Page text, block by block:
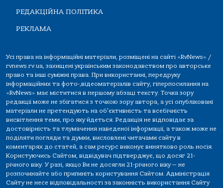
РЕДАКЦІЙНА ПОЛІТИКА
РЕКЛАМА
Усі права на інформаційні матеріали, розміщені на сайті «RvNews» /
rvnews.rv.ua, захищені українським законодавством про авторське
право та інші суміжні права. При використанні, передруку
інформаційних та фото-,відеоматеріалів сайту, гіперпосилання на
«RvNews» має міститися в першому абзаці тексту. Точка зору
редакції може не збігатися з точкою зору автора, а усі опубліковані
матеріали не претендують на об'єктивність та всебічність
висвітлення теми, про яку йдеться. Редакція не відповідає за
достовірність та тлумачення наведеної інформації, а також може не
поділяти погляди та думки, висловлені читачами сайту в
коментарях до статей, а сам ресурс виконує винятково роль носія.
Користуючись Сайтом, відвідувач підтверджує, що досяг 21-
річного віку. У разі, якщо Ви не досягли 21-річного віку — не
розпочинайте або припиніть користування Сайтом. Адміністрація
Сайту не несе відповідальності за законність використання Сайту